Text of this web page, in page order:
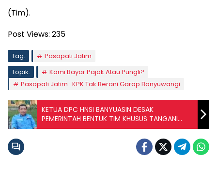
(Tim).
Post Views: 235
Tag:
Pasopati Jatim
Topik:
Kami Bayar Pajak Atau Pungli?
Pasopati Jatim : KPK Tak Berani Garap Banyuwangi
KETUA DPC HNSI BANYUASIN DESAK
PEMERINTAH BENTUK TIM KHUSUS TANGANI
DUGAAN PENCEMARAN LIMBAH DI KENTEN LAUT